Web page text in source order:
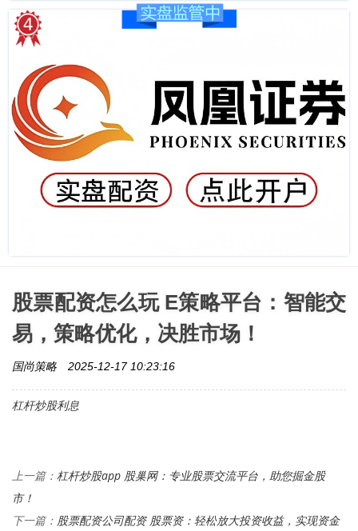
股票配资怎么玩 E策略平台：智能交
易，策略优化，决胜市场！
国尚策略 2025-12-17 10:23:16
杠杆炒股利息
上一篇： 杠杆炒股app 股巢网：专业股票交流平台，助您掘金股
市！
下一篇： 股票配资公司配资 股票资：轻松放大投资收益，实现资金